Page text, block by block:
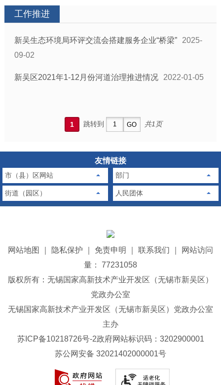
工作推进
新吴生态环境局环评交流会搭建服务企业“桥梁”
2025-
09-02
新吴区2021年1-12月份河道治理推进情况 2022-01-05
1 跳转到 共1页
友情链接
市（县）区网站 部门
街道（园区） 人民团体
网站地图 隐私保护 免责申明 联系我们
网站访问
量： 77231058
版权所有：无锡国家高新技术产业开发区（无锡市新吴区）
党政办公室
无锡国家高新技术产业开发区（无锡市新吴区）党政办公室
主办
苏ICP备10218726号-2政府网站标识码：3202900001
苏公网安备 32021402000001号